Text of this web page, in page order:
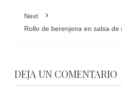
Next
Rollo de berenjena en salsa de
DEJA UN COMENTARIO